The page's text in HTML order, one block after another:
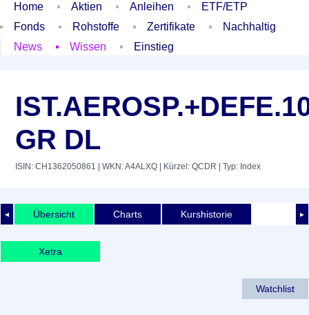
Home Aktien Anleihen
ETF/ETP
Fonds
Rohstoffe Zertifikate
Nachhaltig
News
Wissen Einstieg
GR DL
ISIN: CH1362050861 | WKN: A4ALXQ | Kürzel: QCDR | Typ: Index
◄ ►
Übersicht Charts Kurshistorie
Xetra
Watchlist